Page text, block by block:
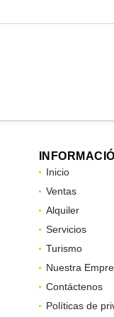
Inicio
Ventas
Alquiler
Servicios
Turismo
Nuestra
Contáctenos
Políticas de